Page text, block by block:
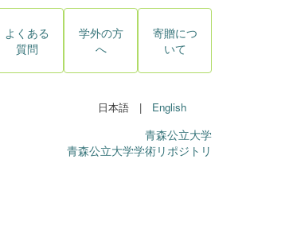
よくある
質問
学外の方
へ
寄贈につ
いて
日本語 | English
青森公立大学
青森公立大学学術リポジトリ